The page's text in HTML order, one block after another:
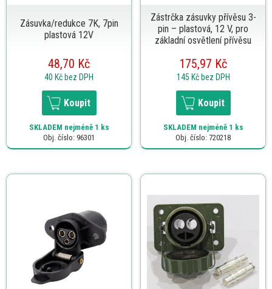
Zásuvka/redukce 7K, 7pin
plastová 12V
48,70 Kč
40 Kč bez DPH
Koupit
SKLADEM nejméně 1 ks
Obj. číslo: 96301
Zástrčka zásuvky přívěsu 3-
pin – plastová, 12 V, pro
základní osvětlení přívěsu
175,97 Kč
145 Kč bez DPH
Koupit
SKLADEM nejméně 1 ks
Obj. číslo: 720218